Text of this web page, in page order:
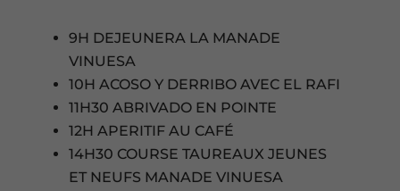
9H DEJEUNERA LA MANADE
VINUESA
10H ACOSO Y DERRIBO AVEC EL RAFI
11H30 ABRIVADO EN POINTE
12H APERITIF AU CAFÉ
14H30 COURSE TAUREAUX JEUNES
ET NEUFS MANADE VINUESA